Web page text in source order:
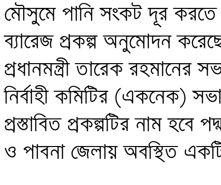
মৌসুমে পানি সংকট দূর করতে
ব্যারেজ প্রকল্প অনুমোদন
প্রধানমন্ত্রী তারেক রহমানের
নির্বাহী কমিটির (একনেক)
প্রস্তাবিত প্রকল্পটির নাম হবে
ও পাবনা জেলায় অবস্থিত একটি